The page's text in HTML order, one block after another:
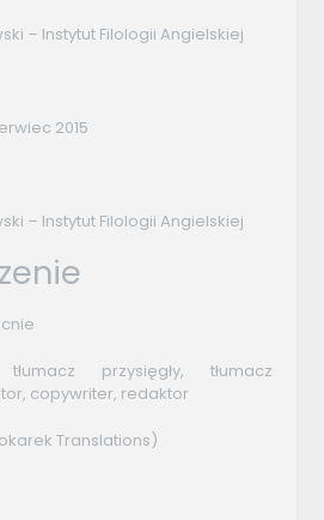
– Instytut Filologii Angielskiej
2015
– Instytut Filologii Angielskiej
przysięgły, tłumacz
copywriter, redaktor
Translations)